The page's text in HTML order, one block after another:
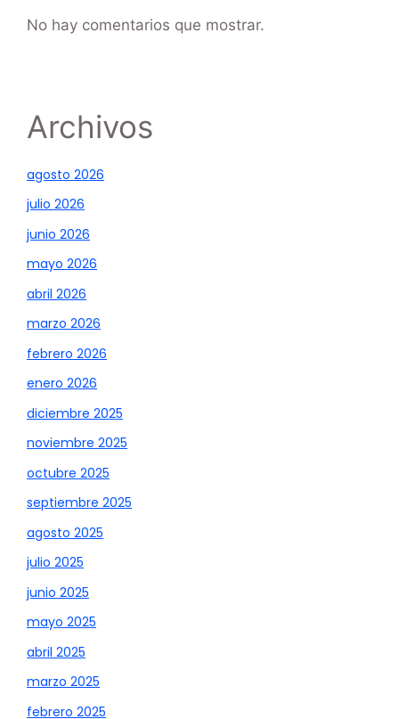
No hay comentarios que mostrar.
Archivos
agosto 2026
julio 2026
junio 2026
mayo 2026
abril 2026
marzo 2026
febrero 2026
enero 2026
diciembre 2025
noviembre 2025
octubre 2025
septiembre 2025
agosto 2025
julio 2025
junio 2025
mayo 2025
abril 2025
marzo 2025
febrero 2025